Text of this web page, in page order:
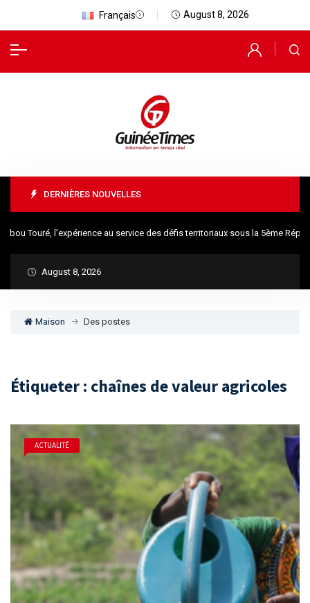
Français August 8, 2026
DERNIÈRES NOUVELLES
Touré, l’expérience au service des défis territoriaux sous la 5ème
August 8, 2026
Maison Des postes
Étiqueter : chaînes de valeur agricoles
ACTUALITÉ